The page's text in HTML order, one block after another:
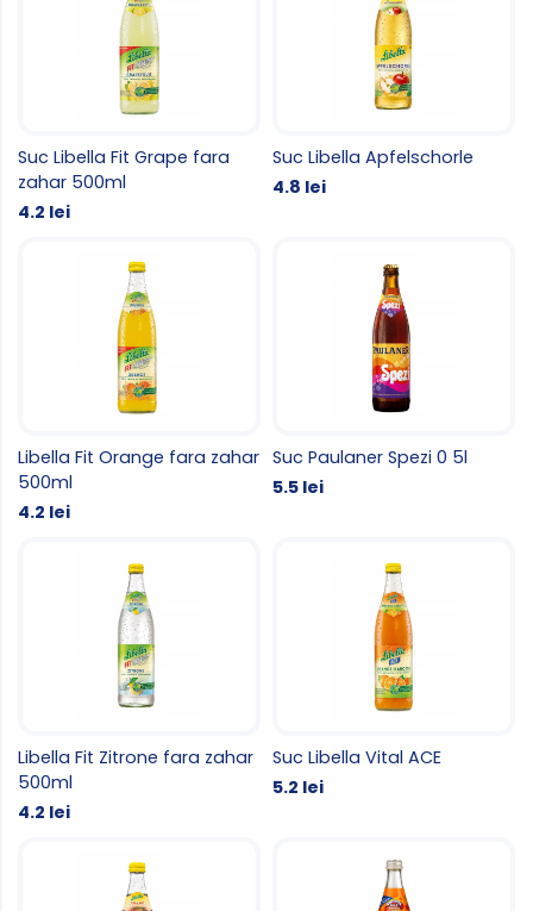
Suc Libella Fit Grape fara
zahar 500ml
4.2 lei
Suc Libella Apfelschorle
4.8 lei
Libella Fit Orange fara zahar
500ml
4.2 lei
Suc Paulaner Spezi 0 5l
5.5 lei
Libella Fit Zitrone fara zahar
500ml
4.2 lei
Suc Libella Vital ACE
5.2 lei